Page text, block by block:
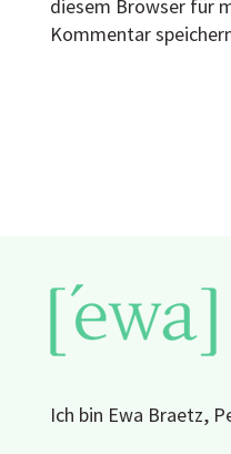
diesem Browser für
Kommentar
Ich bin Ewa Braetz,